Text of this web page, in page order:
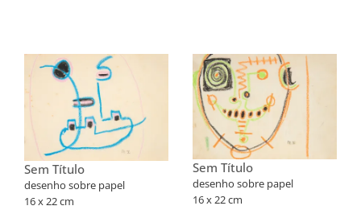
Sem Título
desenho sobre papel
16 x 22 cm
Sem Título
desenho sobre papel
16 x 22 cm